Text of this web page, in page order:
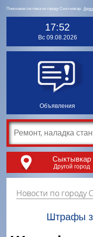
Поисковая система по городу Сыктывкар.
17:52
Вс 09.08.2026
Объявления
Сыктывкар
Другой город
Новости по городу
Штрафы